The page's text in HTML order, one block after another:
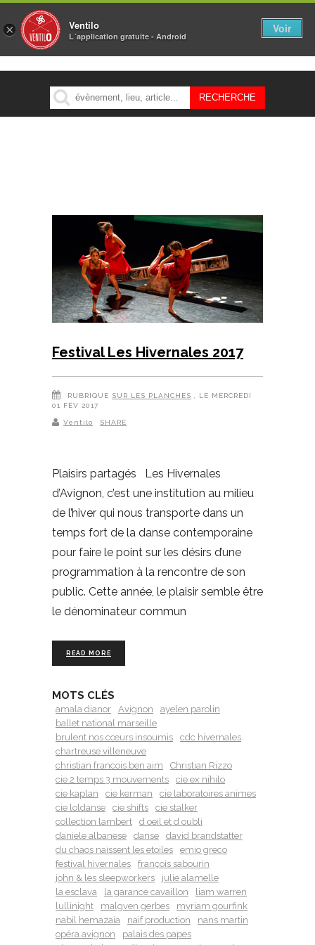
MENU
Festival Les Hivernales 2017
RUBRIQUE SUR LES PLANCHES
, LE MERCREDI
01 FÉV 2017
Ventilo SHARE
Plaisirs partagés Les Hivernales
d’Avignon, c’est une institution au milieu
de l’hiver qui nous transporte dans un
temps fort de la danse contemporaine
pour faire le point sur les désirs d’une
programmation à la rencontre de son
public. Cette année, le plaisir semble être
le dénominateur commun
READ MORE
MOTS CLÉS
amala dianor Avignon
ayelen parolin
ballet national marseille
brulent nos cœurs insoumis
cdc hivernales
chartreuse villeneuve
christian francois ben aim
Christian Rizzo
cie 2 temps 3 mouvements
cie ex nihilo
cie kaplan
cie kerman
cie laboratoires animes
cie loldanse
cie shifts
cie stalker
collection lambert
d oeil et d oubli
daniele albanese
danse
david brandstatter
du chaos naissent les etoiles
emio greco
festival hivernales
françois sabourin
john & les sleepworkers
julie alamelle
la esclava
la garance cavaillon
liam warren
lullinight
malgven gerbes
myriam gourfink
nabil hemazaia
naif production
nans martin
opéra avignon
palais des papes
× Ventilo
L´application gratuite - Android
Voir